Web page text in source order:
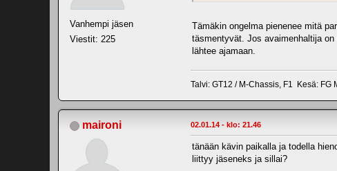
Vanhempi jäsen
Viestit: 225
Tämäkin ongelma pienenee mitä
täsmentyvät. Jos avaimenhaltija
lähtee ajamaan.
Talvi: GT12 / M-Chassis, F1 Kesä: FG
maironi 02.01.14 - klo: 21.46
tänään kävin paikalla ja todella
liittyy jäseneks ja sillai?